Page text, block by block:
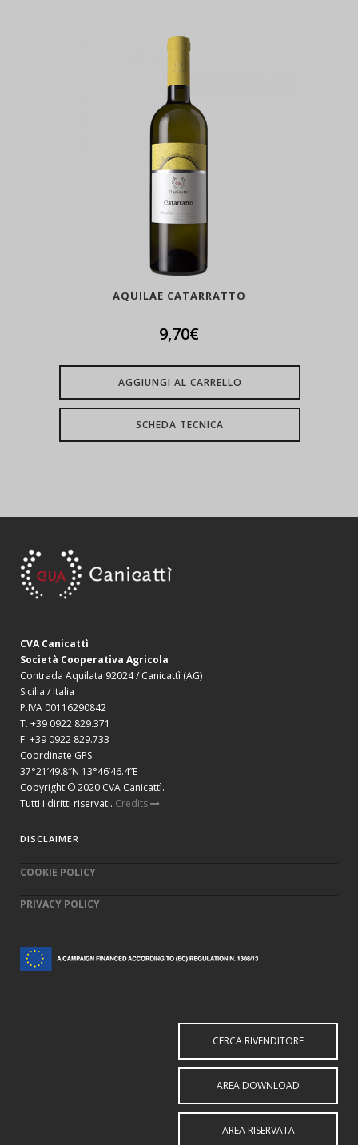
AQUILAE CATARRATTO
9,70€
AGGIUNGI AL CARRELLO
SCHEDA TECNICA
CVA Canicattì
Società Cooperativa Agricola
Contrada Aquilata 92024 / Canicattì (AG)
Sicilia / Italia
P.IVA 00116290842
T. +39 0922 829.371
F. +39 0922 829.733
Coordinate GPS
37°21’49.8″N 13°46’46.4”E
Copyright © 2020 CVA Canicattì.
Tutti i diritti riservati. Credits
DISCLAIMER
COOKIE POLICY
PRIVACY POLICY
CERCA RIVENDITORE
AREA DOWNLOAD
AREA RISERVATA